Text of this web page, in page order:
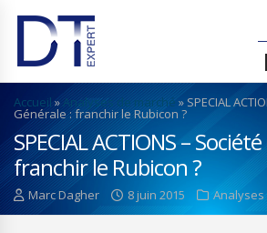
Accueil »Analyses de marché » SPECIAL
Générale : franchir le Rubicon ?
SPECIAL ACTIONS –
franchir le Rubicon ?
Marc Dagher 8 juin 2015 Analyses